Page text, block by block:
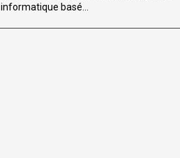
informatique basé...